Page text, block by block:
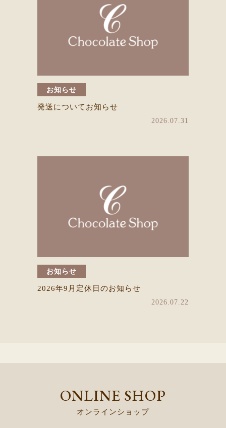
お知らせ
発送についてお知らせ
2026.07.31
お知らせ
2026年9月定休日のお知らせ
2026.07.22
ONLINE SHOP
オンラインショップ